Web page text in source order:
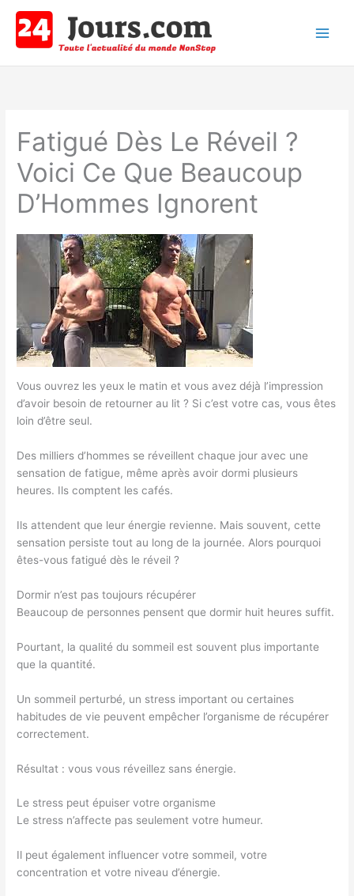
contenu
Fatigué Dès Le Réveil ?
Voici Ce Que Beaucoup
D’Hommes Ignorent
Vous ouvrez les yeux le matin et vous avez déjà l’impression
d’avoir besoin de retourner au lit ? Si c’est votre cas, vous êtes
loin d’être seul.
Des milliers d’hommes se réveillent chaque jour avec une
sensation de fatigue, même après avoir dormi plusieurs
heures. Ils comptent les cafés.
Ils attendent que leur énergie revienne. Mais souvent, cette
sensation persiste tout au long de la journée. Alors pourquoi
êtes-vous fatigué dès le réveil ?
Dormir n’est pas toujours récupérer
Beaucoup de personnes pensent que dormir huit heures suffit.
Pourtant, la qualité du sommeil est souvent plus importante
que la quantité.
Un sommeil perturbé, un stress important ou certaines
habitudes de vie peuvent empêcher l’organisme de récupérer
correctement.
Résultat : vous vous réveillez sans énergie.
Le stress peut épuiser votre organisme
Le stress n’affecte pas seulement votre humeur.
Il peut également influencer votre sommeil, votre
concentration et votre niveau d’énergie.